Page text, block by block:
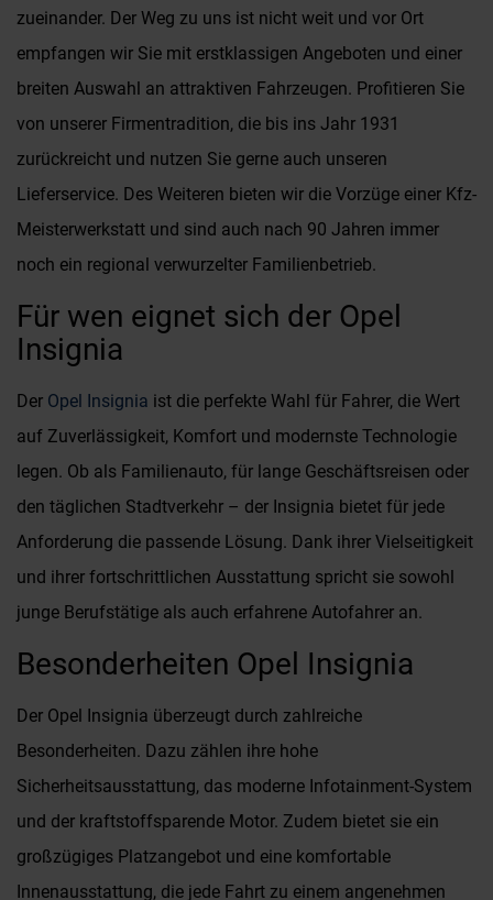
zueinander. Der Weg zu uns ist nicht weit und vor Ort
empfangen wir Sie mit erstklassigen Angeboten und einer
breiten Auswahl an attraktiven Fahrzeugen. Profitieren Sie
von unserer Firmentradition, die bis ins Jahr 1931
zurückreicht und nutzen Sie gerne auch unseren
Lieferservice. Des Weiteren bieten wir die Vorzüge einer Kfz-
Meisterwerkstatt und sind auch nach 90 Jahren immer
noch ein regional verwurzelter Familienbetrieb.
Für wen eignet sich der Opel
Insignia
Der Opel Insignia ist die perfekte Wahl für Fahrer, die Wert
auf Zuverlässigkeit, Komfort und modernste Technologie
legen. Ob als Familienauto, für lange Geschäftsreisen oder
den täglichen Stadtverkehr – der Insignia bietet für jede
Anforderung die passende Lösung. Dank ihrer Vielseitigkeit
und ihrer fortschrittlichen Ausstattung spricht sie sowohl
junge Berufstätige als auch erfahrene Autofahrer an.
Besonderheiten Opel Insignia
Der Opel Insignia überzeugt durch zahlreiche
Besonderheiten. Dazu zählen ihre hohe
Sicherheitsausstattung, das moderne Infotainment-System
und der kraftstoffsparende Motor. Zudem bietet sie ein
großzügiges Platzangebot und eine komfortable
Innenausstattung, die jede Fahrt zu einem angenehmen